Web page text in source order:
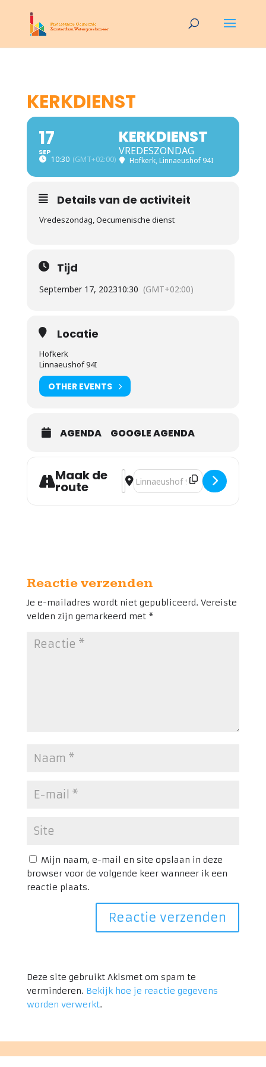
KERKDIENST
17
SEP
10:30 (GMT+02:00)
KERKDIENST
VREDESZONDAG
Hofkerk, Linnaeushof 94I
Details van de activiteit
Vredeszondag, Oecumenische dienst
Tijd
September 17, 202310:30 (GMT+02:00)
Locatie
Hofkerk
Linnaeushof 94I
OTHER EVENTS
AGENDA GOOGLE AGENDA
Maak de
route
Address - Kerkdienst [8j3FP7pEl]
Destination Address - Kerkdienst
Reactie verzenden
Je e-mailadres wordt niet gepubliceerd. Vereiste
velden zijn gemarkeerd met *
Mijn naam, e-mail en site opslaan in deze
browser voor de volgende keer wanneer ik een
reactie plaats.
Deze site gebruikt Akismet om spam te
verminderen. Bekijk hoe je reactie gegevens
worden verwerkt.